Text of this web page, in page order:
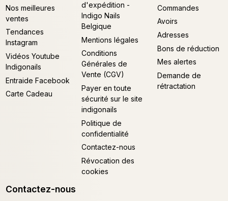
Nos meilleures
ventes
Tendances
Instagram
Vidéos Youtube
Indigonails
Entraide Facebook
Carte Cadeau
d'expédition -
Indigo Nails
Belgique
Mentions légales
Conditions
Générales de
Vente (CGV)
Payer en toute
sécurité sur le site
indigonails
Politique de
confidentialité
Contactez-nous
Révocation des
cookies
Commandes
Avoirs
Adresses
Bons de réduction
Mes alertes
Demande de
rétractation
Contactez-nous